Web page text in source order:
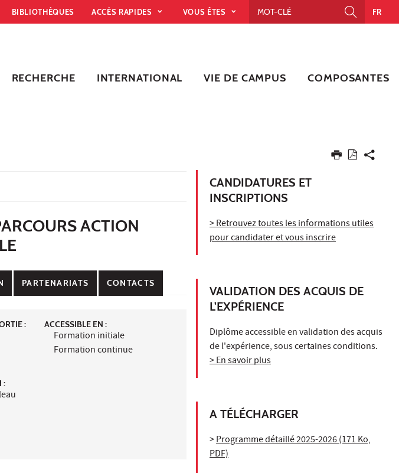
BIBLIOTHÈQUES ACCÈS RAPIDES VOUS ÊTES FR
RECHERCHE INTERNATIONAL VIE DE CAMPUS COMPOSANTES
ACTION
PARTENARIATS CONTACTS
:
:
ACCESSIBLE EN :
Formation initiale
Formation continue
CANDIDATURES ET
INSCRIPTIONS
> Retrouvez toutes les informations utiles
pour candidater et vous inscrire
VALIDATION DES ACQUIS DE
L'EXPÉRIENCE
Diplôme accessible en validation des acquis
de l'expérience, sous certaines conditions.
> En savoir plus
A TÉLÉCHARGER
>Programme détaillé 2025-2026 (171 Ko,
PDF)